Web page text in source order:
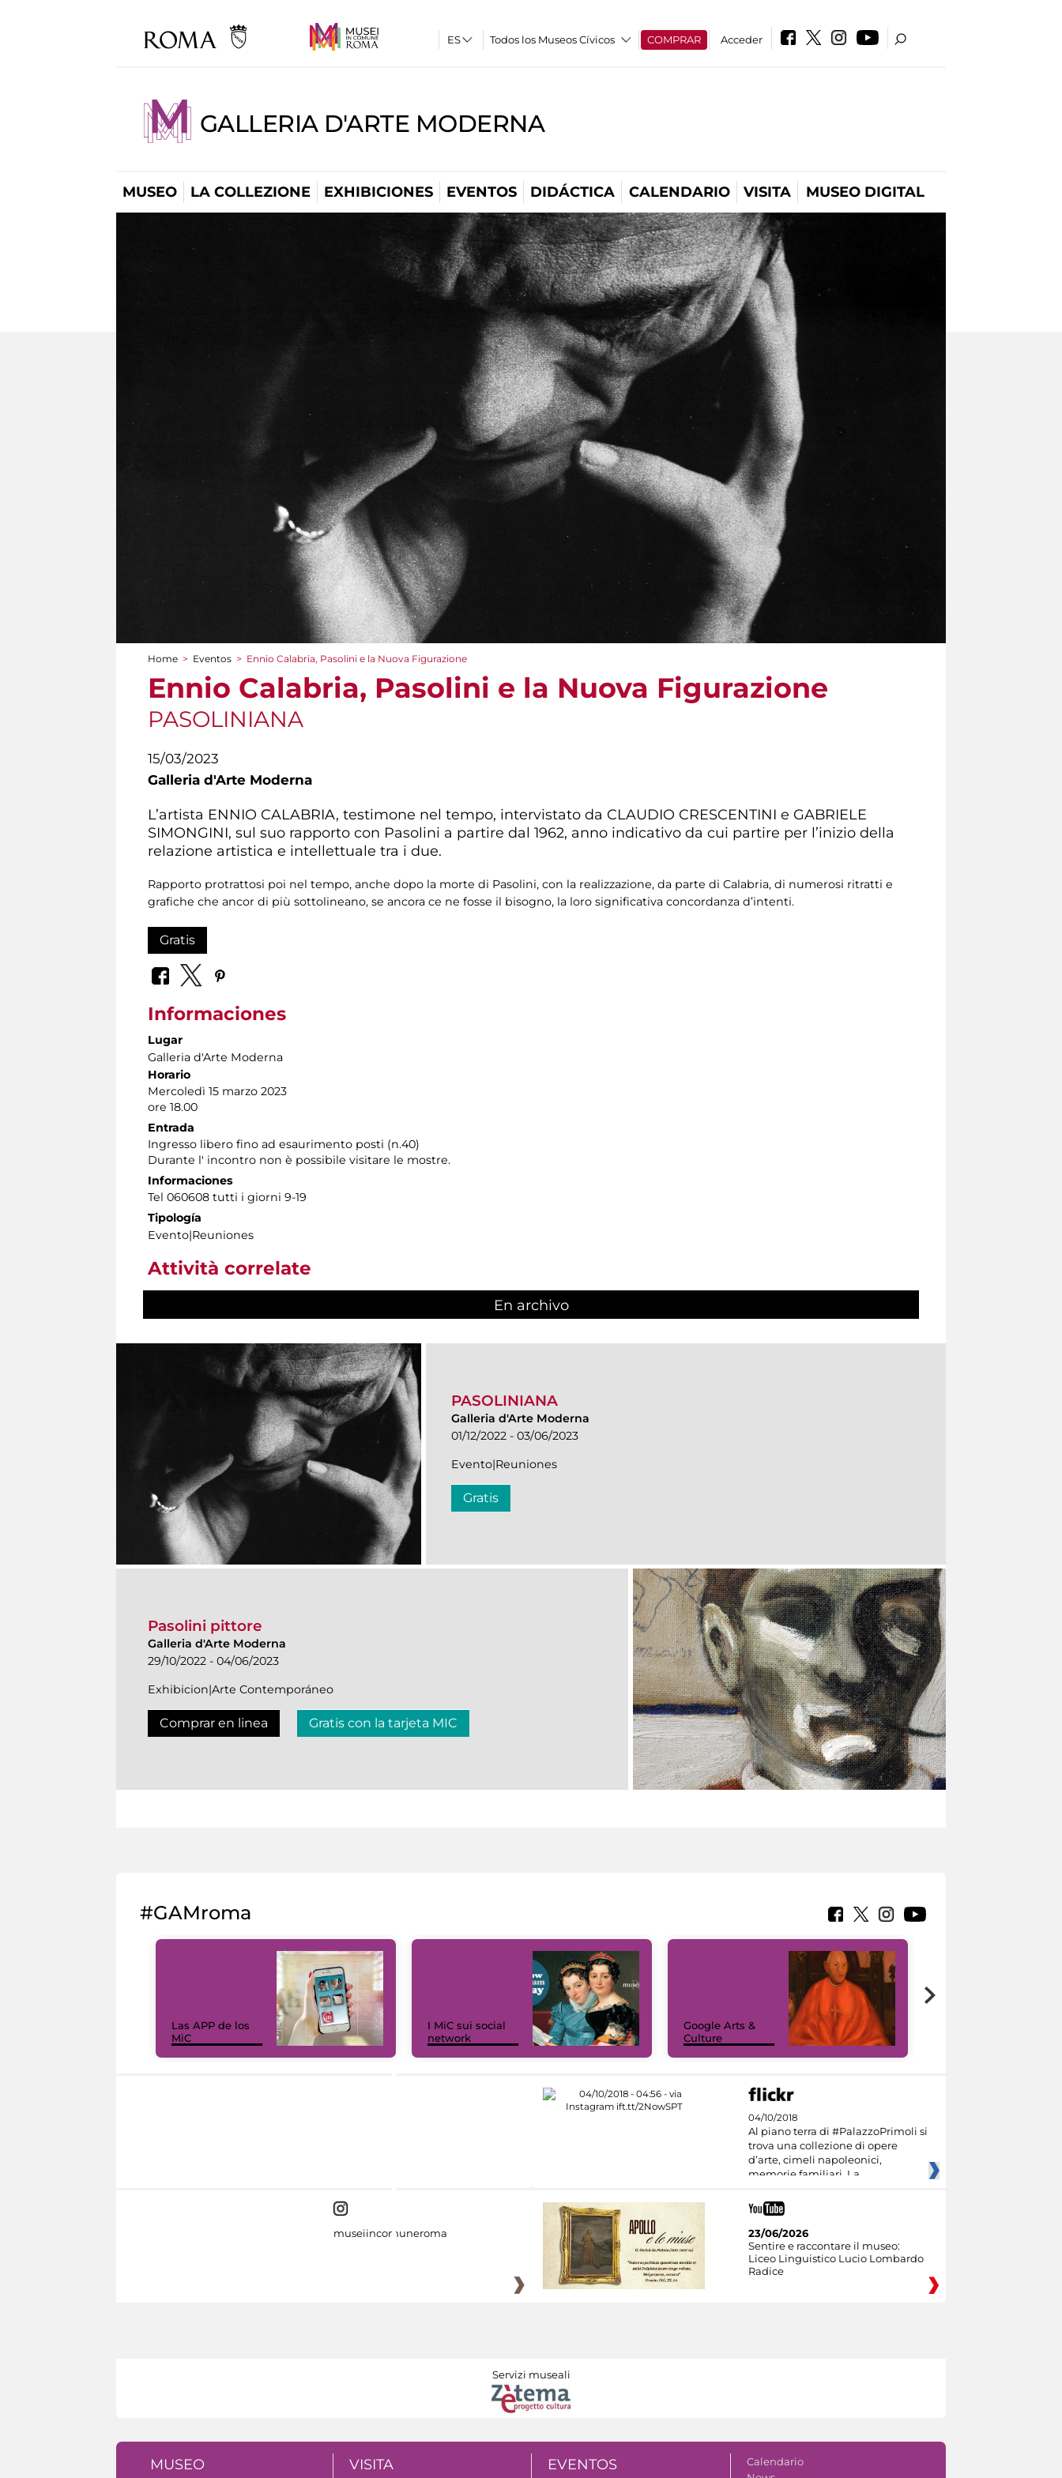
Todos los Museos Cívicos COMPRAR Acceder
GALLERIA D'ARTE MODERNA
MUSEO LA COLLEZIONE EXHIBICIONES EVENTOS DIDÁCTICA CALENDARIO VISITA MUSEO DIGITAL
You are here
Home > Eventos > Ennio Calabria, Pasolini e la Nuova Figurazione
Ennio Calabria, Pasolini e la Nuova Figurazione
PASOLINIANA
15/03/2023
Galleria d'Arte Moderna
L’artista ENNIO CALABRIA, testimone nel tempo, intervistato da CLAUDIO CRESCENTINI e GABRIELE
SIMONGINI, sul suo rapporto con Pasolini a partire dal 1962, anno indicativo da cui partire per l’inizio della
relazione artistica e intellettuale tra i due.
Rapporto protrattosi poi nel tempo, anche dopo la morte di Pasolini, con la realizzazione, da parte di Calabria, di numerosi ritratti e
grafiche che ancor di più sottolineano, se ancora ce ne fosse il bisogno, la loro significativa concordanza d’intenti.
Gratis
Informaciones
Lugar
Galleria d'Arte Moderna
Horario
Mercoledì 15 marzo 2023
ore 18.00
Entrada
Ingresso libero fino ad esaurimento posti (n.40)
Durante l' incontro non è possibile visitare le mostre.
Informaciones
Tel 060608 tutti i giorni 9-19
Tipología
Evento|Reuniones
Attività correlate
En archivo
PASOLINIANA
Galleria d'Arte Moderna
01/12/2022 - 03/06/2023
Evento|Reuniones
Gratis
Pasolini pittore
Galleria d'Arte Moderna
29/10/2022 - 04/06/2023
Exhibicion|Arte Contemporáneo
Comprar en linea Gratis con la tarjeta MIC
#GAMroma
Las APP de los
MiC
I MiC sui social
network
Google Arts &
Culture
04/10/2018
Al piano terra di #PalazzoPrimoli si
trova una collezione di opere
d’arte, cimeli napoleonici,
memorie familiari. La
museiincomuneroma
23/06/2026
Sentire e raccontare il museo:
Liceo Linguistico Lucio Lombardo
Radice
Servizi museali
MUSEO VISITA EVENTOS
Calendario